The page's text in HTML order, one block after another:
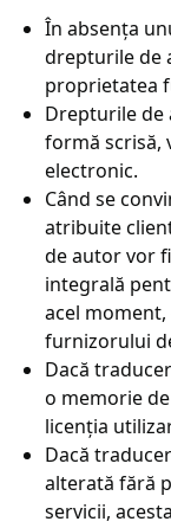
În absența
drepturile de
proprietatea
Drepturile de
formă scrisă,
electronic.
Când se
atribuite
de autor vor
integrală
acel
furnizorului
Dacă
o memorie
licenția
Dacă
alterată fără
servicii,